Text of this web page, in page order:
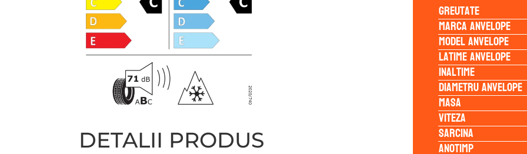
DETALII PRODUS
Greutate
Marca anvelope
Model anvelope
Latime anvelope
Inaltime
Diametru anvelope
Masa
Viteza
Sarcina
Anotimp